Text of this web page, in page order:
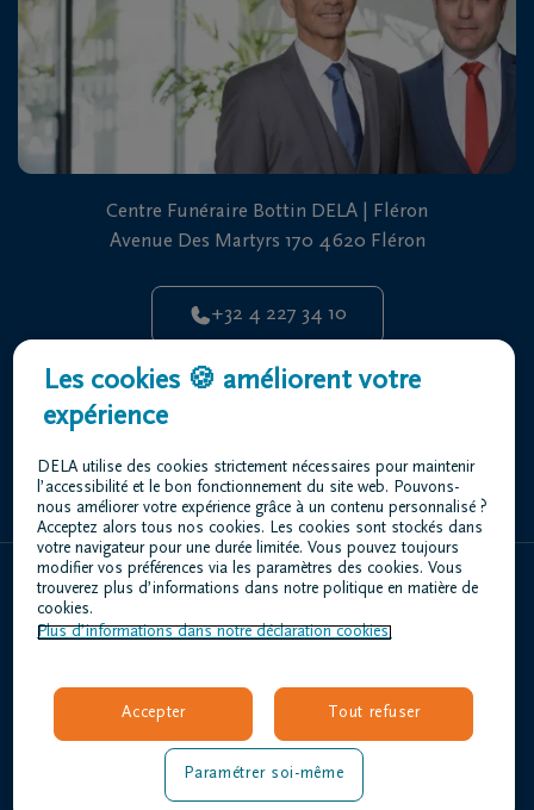
Centre Funéraire Bottin DELA | Fléron
Avenue Des Martyrs 170 4620 Fléron
+32 4 227 34 10
Rue De Herve 544 4610 Beyne-Heusay
+32 4 227 34 10
À propos de nous
Organiser des funérailles
Nos centres funéraires
Questions fréquemment posées
Les cookies 🍪 améliorent votre
expérience
DELA utilise des cookies strictement nécessaires pour maintenir
l’accessibilité et le bon fonctionnement du site web. Pouvons-
nous améliorer votre expérience grâce à un contenu personnalisé ?
Acceptez alors tous nos cookies. Les cookies sont stockés dans
votre navigateur pour une durée limitée. Vous pouvez toujours
modifier vos préférences via les paramètres des cookies. Vous
trouverez plus d’informations dans notre politique en matière de
cookies.
Plus d’informations dans notre déclaration cookies.
Accepter Tout refuser
Paramétrer soi-même